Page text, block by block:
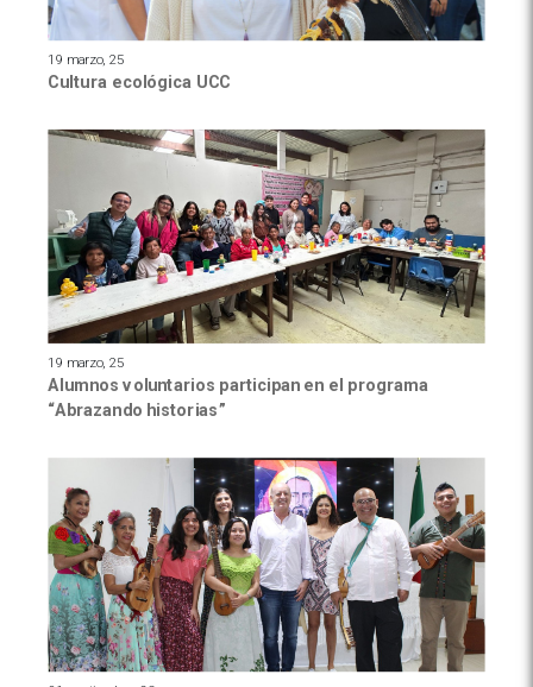
19 marzo, 25
Cultura ecológica UCC
19 marzo, 25
Alumnos voluntarios participan en el programa
“Abrazando historias”